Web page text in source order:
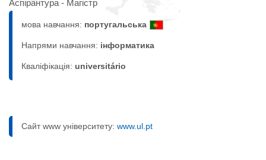
Аспірантура - Магістр
мова навчання: португальська
Напрями навчання: інформaтика
Кваліфікація: universitário
Сайт www університету: www.ul.pt